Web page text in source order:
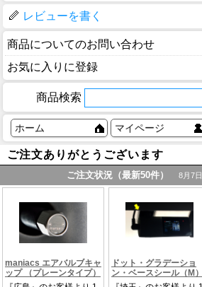
レビューを書く
商品についてのお問い合わせ
お気に入りに登録
商品検索
ホーム マイページ
ご注文ありがとうございます